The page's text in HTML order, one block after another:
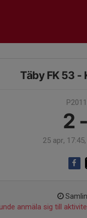
Täby FK 53 -
2
25 apr,
anmäla sig till